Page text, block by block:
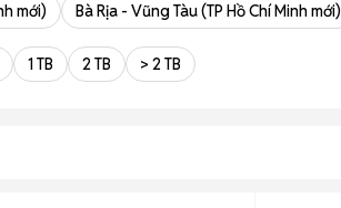
mới) Bà Rịa - Vũng Tàu (TP Hồ Chí Minh mới)
1 TB 2 TB > 2 TB